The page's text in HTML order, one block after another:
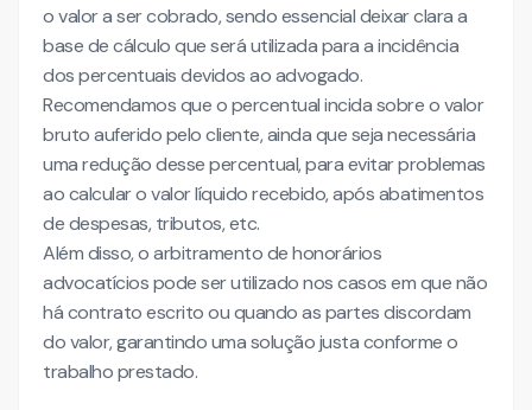
o valor a ser cobrado, sendo essencial deixar clara a
base de cálculo que será utilizada para a incidência
dos percentuais devidos ao advogado.
Recomendamos que o percentual incida sobre o valor
bruto auferido pelo cliente, ainda que seja necessária
uma redução desse percentual, para evitar problemas
ao calcular o valor líquido recebido, após abatimentos
de despesas, tributos, etc.
Além disso, o arbitramento de honorários
advocatícios pode ser utilizado nos casos em que não
há contrato escrito ou quando as partes discordam
do valor, garantindo uma solução justa conforme o
trabalho prestado.